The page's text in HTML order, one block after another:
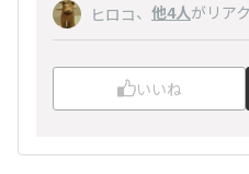
ヒロコ、 他4人がリア
いいね